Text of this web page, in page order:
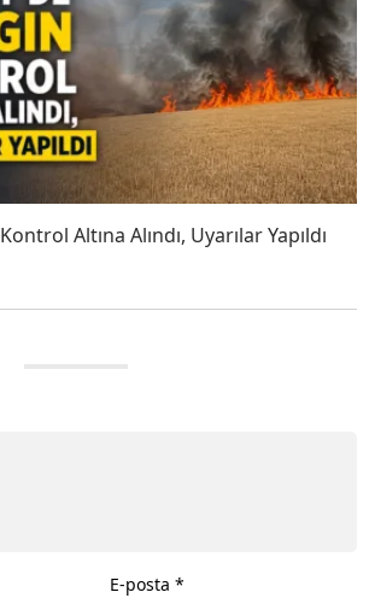
Altına Alındı, Uyarılar Yapıldı
E-posta*